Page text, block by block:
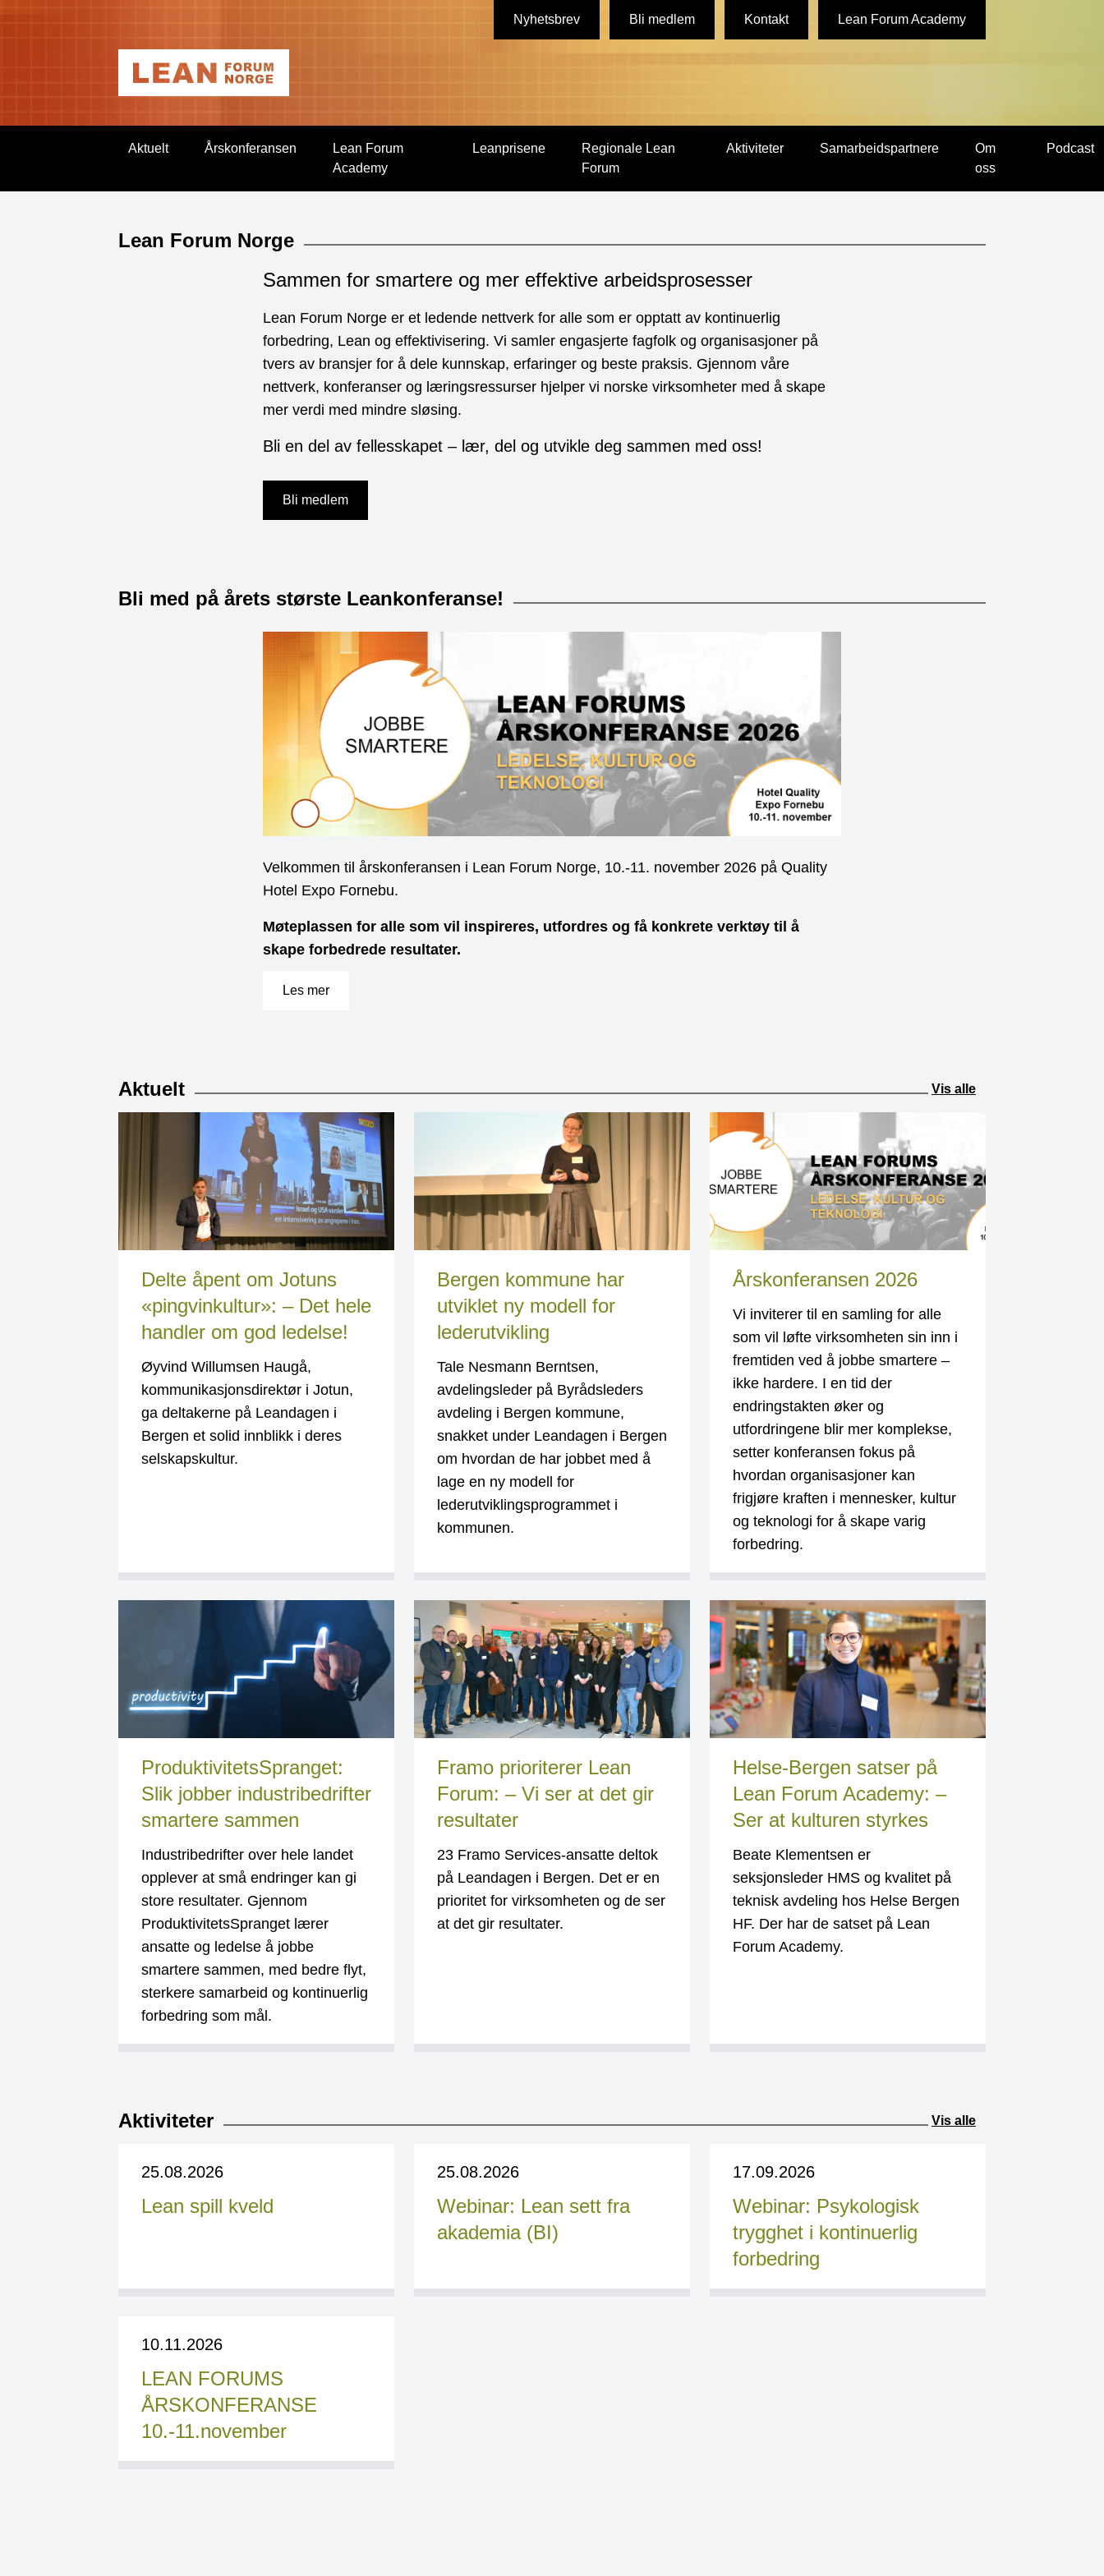
Nyhetsbrev Bli medlem Kontakt Lean Forum Academy
Aktuelt Årskonferansen
Lean Forum
Academy
Leanprisene
Regionale Lean
Forum
Aktiviteter Samarbeidspartnere
Om
oss
Podcast
Lean Forum Norge
Sammen for smartere og mer effektive arbeidsprosesser
Lean Forum Norge er et ledende nettverk for alle som er opptatt av kontinuerlig
forbedring, Lean og effektivisering. Vi samler engasjerte fagfolk og organisasjoner på
tvers av bransjer for å dele kunnskap, erfaringer og beste praksis. Gjennom våre
nettverk, konferanser og læringsressurser hjelper vi norske virksomheter med å skape
mer verdi med mindre sløsing.
Bli en del av fellesskapet – lær, del og utvikle deg sammen med oss!
Bli medlem
Bli med på årets største Leankonferanse!
Velkommen til årskonferansen i Lean Forum Norge, 10.-11. november 2026 på Quality
Hotel Expo Fornebu.
Møteplassen for alle som vil inspireres, utfordres og få konkrete verktøy til å
skape forbedrede resultater.
Les mer
Aktuelt Vis alle
Delte åpent om Jotuns
«pingvinkultur»: – Det hele
handler om god ledelse!
Øyvind Willumsen Haugå,
kommunikasjonsdirektør i Jotun,
ga deltakerne på Leandagen i
Bergen et solid innblikk i deres
selskapskultur.
Bergen kommune har
utviklet ny modell for
lederutvikling
Tale Nesmann Berntsen,
avdelingsleder på Byrådsleders
avdeling i Bergen kommune,
snakket under Leandagen i Bergen
om hvordan de har jobbet med å
lage en ny modell for
lederutviklingsprogrammet i
kommunen.
Årskonferansen 2026
Vi inviterer til en samling for alle
som vil løfte virksomheten sin inn i
fremtiden ved å jobbe smartere –
ikke hardere. I en tid der
endringstakten øker og
utfordringene blir mer komplekse,
setter konferansen fokus på
hvordan organisasjoner kan
frigjøre kraften i mennesker, kultur
og teknologi for å skape varig
forbedring.
ProduktivitetsSpranget:
Slik jobber industribedrifter
smartere sammen
Industribedrifter over hele landet
opplever at små endringer kan gi
store resultater. Gjennom
ProduktivitetsSpranget lærer
ansatte og ledelse å jobbe
smartere sammen, med bedre flyt,
sterkere samarbeid og kontinuerlig
forbedring som mål.
Framo prioriterer Lean
Forum: – Vi ser at det gir
resultater
23 Framo Services-ansatte deltok
på Leandagen i Bergen. Det er en
prioritet for virksomheten og de ser
at det gir resultater.
Helse-Bergen satser på
Lean Forum Academy: –
Ser at kulturen styrkes
Beate Klementsen er
seksjonsleder HMS og kvalitet på
teknisk avdeling hos Helse Bergen
HF. Der har de satset på Lean
Forum Academy.
Aktiviteter Vis alle
25.08.2026
Lean spill kveld
25.08.2026
Webinar: Lean sett fra
akademia (BI)
17.09.2026
Webinar: Psykologisk
trygghet i kontinuerlig
forbedring
10.11.2026
LEAN FORUMS
ÅRSKONFERANSE
10.-11.november